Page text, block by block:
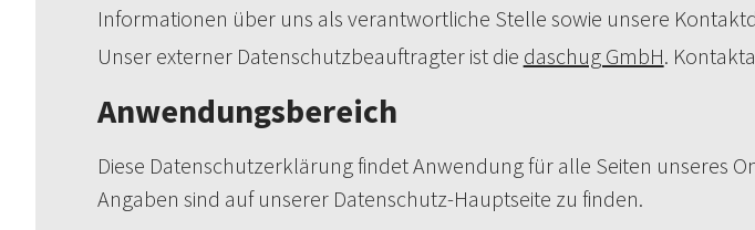
Informationen über uns als verantwortliche Stelle sowie unsere
Unser externer Datenschutzbeauftragter ist die daschug GmbH.
Anwendungsbereich
Diese Datenschutzerklärung findet Anwendung für alle Seiten unseres
Angaben sind auf unserer Datenschutz-Hauptseite zu finden.